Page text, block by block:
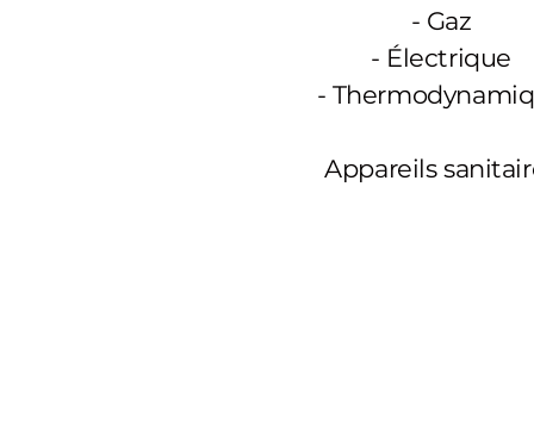
- Gaz
- Électrique
-
Appareils